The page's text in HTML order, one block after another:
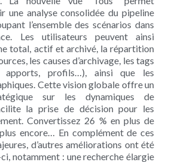
une analyse consolidée du pipeline
l’ensemble des scénarios dans
Les utilisateurs peuvent ainsi
total, actif et archivé, la répartition
les causes d’archivage, les tags
apports, profils…), ainsi que les
Cette vision globale offre un
sur les dynamiques de
la prise de décision pour les
Convertissez 26 % en plus de
encore… En complément de ces
d’autres améliorations ont été
notamment : une recherche élargie